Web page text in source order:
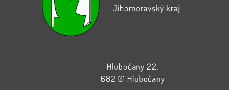
Hlubočany 22,
682 01 Hlubočany